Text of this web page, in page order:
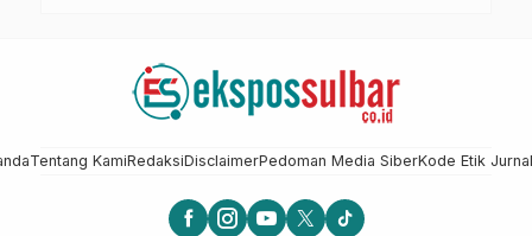
Tentang KamiRedaksiDisclaimerPedoman Media SiberKode Etik